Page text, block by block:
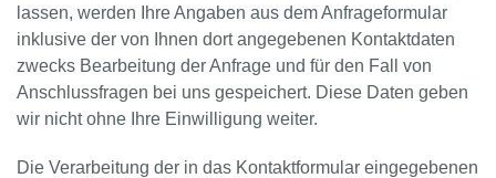
lassen, werden Ihre Angaben aus dem Anfrageformular
inklusive der von Ihnen dort angegebenen Kontaktdaten
zwecks Bearbeitung der Anfrage und für den Fall von
Anschlussfragen bei uns gespeichert. Diese Daten geben
wir nicht ohne Ihre Einwilligung weiter.
Die Verarbeitung der in das Kontaktformular eingegebenen